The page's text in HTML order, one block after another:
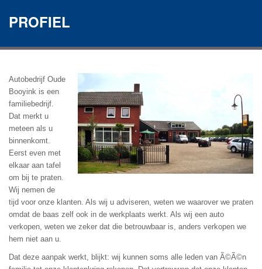
PROFIEL
Autobedrijf Oude
Booyink is een
familiebedrijf.
Dat merkt u
meteen als u
binnenkomt.
Eerst even met
elkaar aan tafel
om bij te praten.
Wij nemen de
tijd voor onze klanten. Als wij u adviseren, weten we waarover we praten
omdat de baas zelf ook in de werkplaats werkt. Als wij een auto
verkopen, weten we zeker dat die betrouwbaar is, anders verkopen we
hem niet aan u.
Dat deze aanpak werkt, blijkt: wij kunnen soms alle leden van Ã©Ã©n